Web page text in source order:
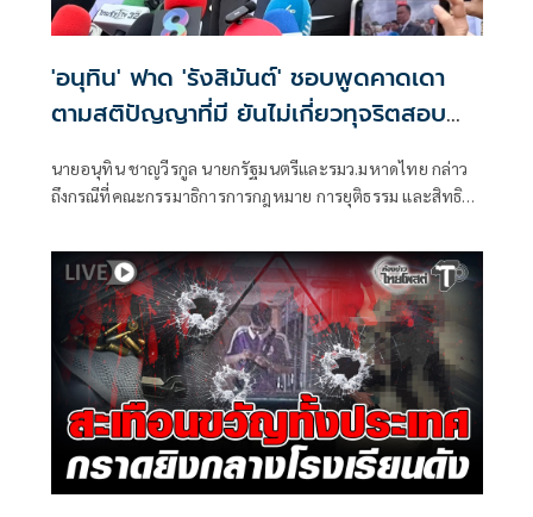
'อนุทิน' ฟาด 'รังสิมันต์' ชอบพูดคาดเดา
ตามสติปัญญาที่มี ยันไม่เกี่ยวทุจริตสอบ
นายอนุทิน ชาญวีรกูล นายกรัฐมนตรีและรมว.มหาดไทย กล่าว
ถึงกรณีที่คณะกรรมาธิการการกฎหมาย การยุติธรรม และสิทธิ
กรรมาธิการ มีการอ้างชื่อนายกรัฐมนตรี เข้าไปเกี่ยวข้องกับการ
ทุจริตสอบท้องถิ่น